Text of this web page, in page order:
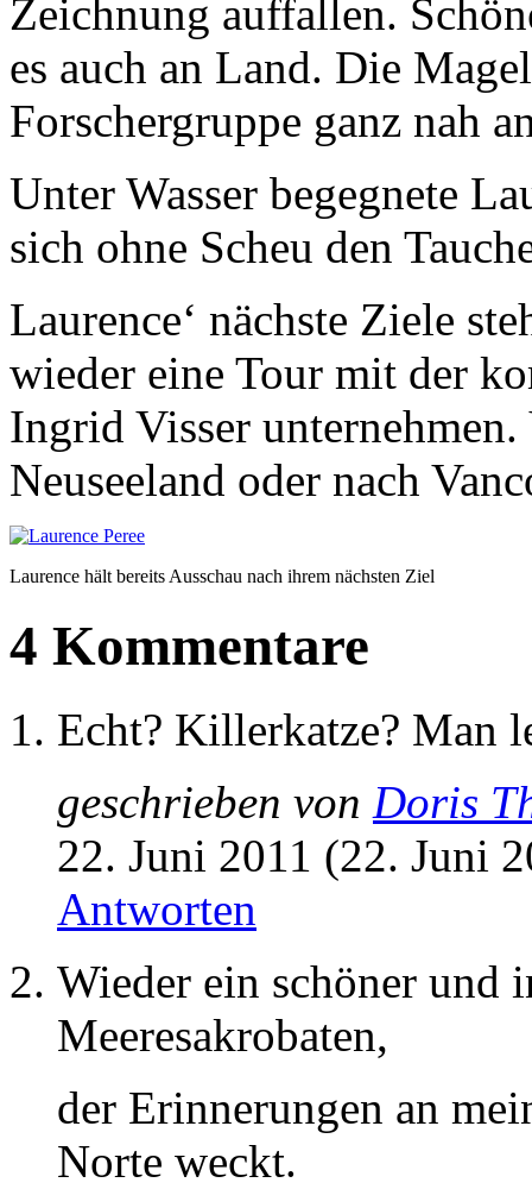
Zeichnung auffallen.
es auch an Land. Die
Forschergruppe ganz nah
Unter Wasser begegnete
sich ohne Scheu den
Laurence‘ nächste Ziele
wieder eine Tour mit der
Ingrid Visser
Neuseeland oder nach
Laurence hält bereits Ausschau nach ihrem nächsten Ziel
4 Kommentare
Echt? Killerkatze? Man
geschrieben von Doris
22. Juni 2011 (22. Juni
Antworten
Wieder ein schöner und
Meeresakrobaten,
der Erinnerungen an
Norte weckt.